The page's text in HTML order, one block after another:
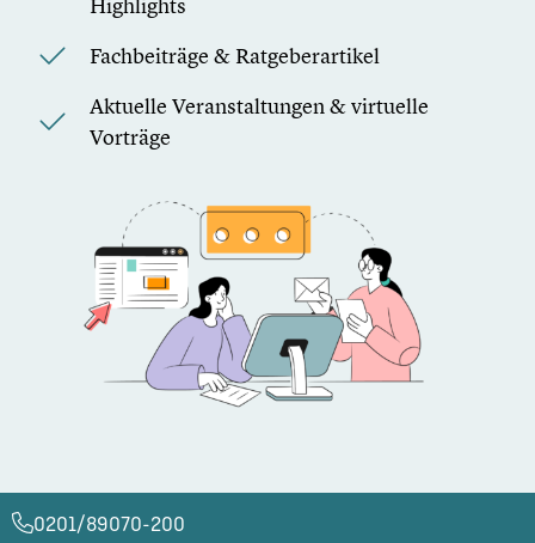
Highlights
Fachbeiträge & Ratgeberartikel
Aktuelle Veranstaltungen & virtuelle
Vorträge
0201/89070-200​